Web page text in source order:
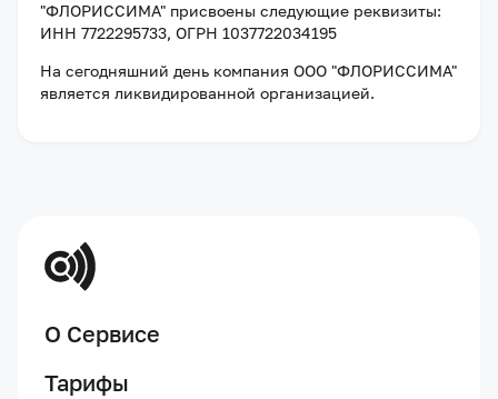
"ФЛОРИССИМА" присвоены следующие реквизиты:
ИНН 7722295733, ОГРН 1037722034195
На сегодняшний день компания ООО "ФЛОРИССИМА"
является ликвидированной организацией.
О Сервисе
Тарифы